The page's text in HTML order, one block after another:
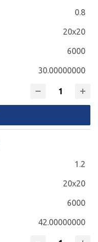
0.8
20x20
6000
30.00000000
1.2
20x20
6000
42.00000000